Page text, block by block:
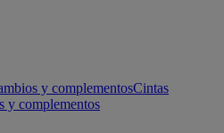
y complementosCintas
y complementos